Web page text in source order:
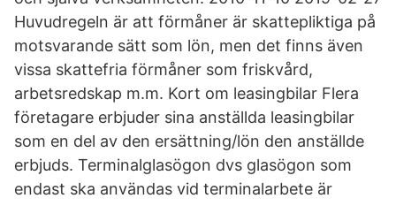
Huvudregeln är att förmåner är skattepliktiga på
motsvarande sätt som lön, men det finns även
vissa skattefria förmåner som friskvård,
arbetsredskap m.m. Kort om leasingbilar Flera
företagare erbjuder sina anställda leasingbilar
som en del av den ersättning/lön den anställde
erbjuds. Terminalglasögon dvs glasögon som
endast ska användas vid terminalarbete är